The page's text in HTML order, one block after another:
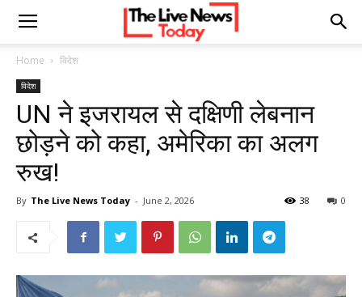
Home विदेश
विदेश
UN ने इजरायल से दक्षिणी लेबनान
छोड़ने को कहा, अमेरिका का अलग
रुख!
By The Live News Today - June 2, 2026 0
38